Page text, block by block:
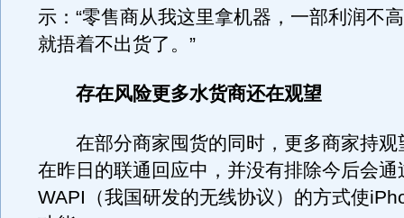
示：“零售商从我这里拿机器，一部利润不
就捂着不出货了。”
存在风险更多水货商还在观望
在部分商家囤货的同时，更多商家持观
在昨日的联通回应中，并没有排除今后会通
WAPI（我国研发的无线协议）的方式使